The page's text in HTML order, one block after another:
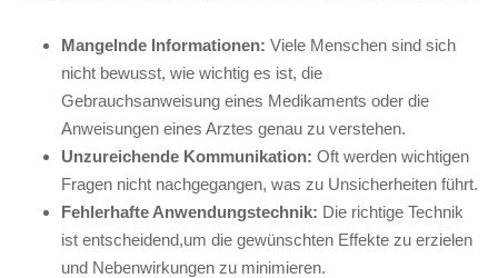
Mangelnde Informationen: Viele Menschen sind sich
nicht bewusst,⁣ wie wichtig es ‍ist, die
‍Gebrauchsanweisung eines Medikaments oder die
Anweisungen eines Arztes genau zu verstehen.
Unzureichende ⁤Kommunikation: ⁢Oft ⁢werden wichtigen
Fragen nicht nachgegangen,‌ was zu Unsicherheiten führt.
Fehlerhafte Anwendungstechnik: Die richtige ⁤Technik‌
ist entscheidend,um‍ die⁤ gewünschten Effekte ⁣zu erzielen
und Nebenwirkungen zu minimieren.